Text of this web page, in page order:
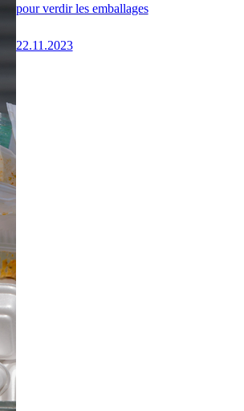
pour verdir les emballages
22.11.2023